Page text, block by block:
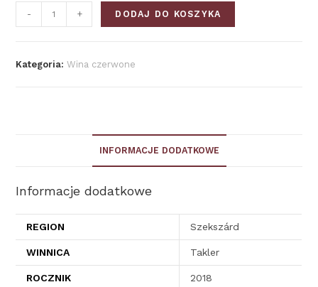
- + DODAJ DO KOSZYKA
Kategoria:Wina czerwone
INFORMACJE DODATKOWE
Informacje dodatkowe
REGION Szekszárd
WINNICA Takler
ROCZNIK 2018